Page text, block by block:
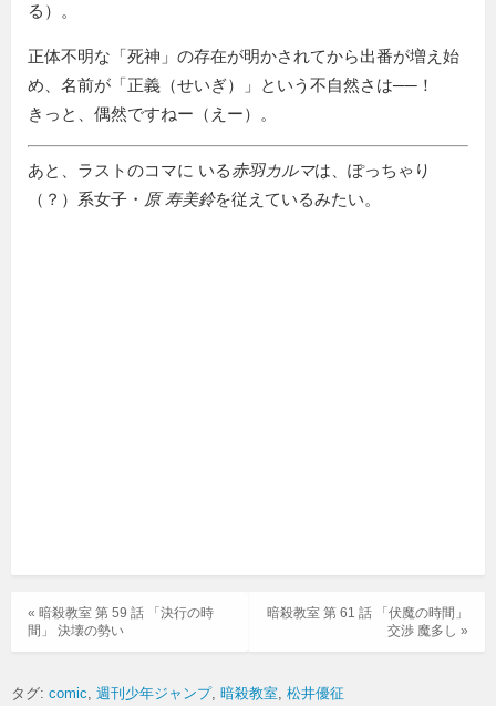
る）。
正体不明な「死神」の存在が明かされてから出番が増え始
め、名前が「正義（せいぎ）」という不自然さは──！
きっと、偶然ですねー（えー）。
あと、ラストのコマに いる赤羽カルマは、ぽっちゃり
（？）系女子・ 原 寿美鈴を従えているみたい。
暗殺教室 第 61 話 「伏魔の時間」
交渉 魔多し »
« 暗殺教室 第 59 話 「決行の時
間」 決壊の勢い
タグ: comic 週刊少年ジャンプ 暗殺教室 松井優征